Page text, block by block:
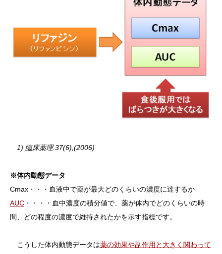
1) 臨床薬理.37(6),(2006)
※体内動態データ
Cmax・・・血液中で薬が最大どのくらいの濃度に達するか
AUC ・・・・血中濃度の積分値で、薬が体内でどのくらいの時
間、どの程度の濃度で維持されたかを示す指標です。
こうした体内動態データは薬の効果や副作用と大きく関わって